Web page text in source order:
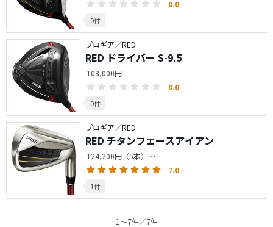
0.0
0件
プロギア／RED
RED ドライバー S-9.5
108,000円
0.0
0件
プロギア／RED
RED チタンフェースアイアン
124,200円（5本）～
7.0
1件
1〜7件／7件